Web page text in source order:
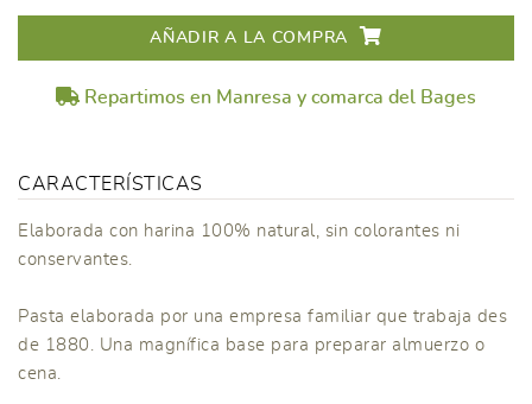
AÑADIR A LA COMPRA
Repartimos en Manresa y comarca del Bages
CARACTERÍSTICAS
Elaborada con harina 100% natural, sin colorantes ni
conservantes.
Pasta elaborada por una empresa familiar que trabaja des
de 1880. Una magnífica base para preparar almuerzo o
cena.